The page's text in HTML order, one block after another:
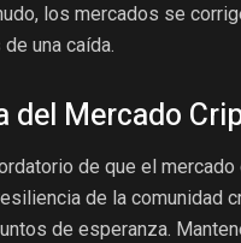
los mercados se
una caída.
del Mercado
de que el
de la comunidad
de esperanza.